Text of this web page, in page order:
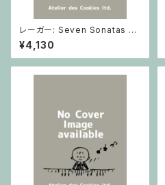
レーガー: Seven Sonatas o
p. 91 Heft 2 / ヴァイオリン
¥4,130